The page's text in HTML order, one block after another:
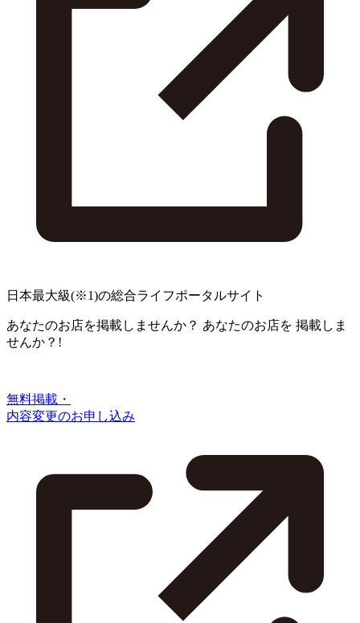
日本最大級(※1)の総合ライフポータルサイト
あなたのお店を掲載しませんか？ あなたのお店を 掲載しま
せんか？!
無料掲載・
内容変更のお申し込み